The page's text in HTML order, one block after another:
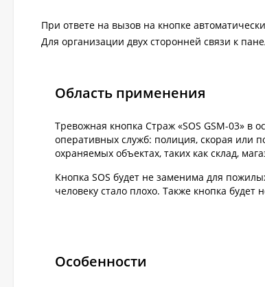
При ответе на вызов на кнопке
Для организации двух сторонней связи к
Область применения
Тревожная кнопка Страж «SOS GSM-03» в
оперативных служб: полиция, скорая или
охраняемых объектах, таких как склад,
Кнопка SOS будет не заменима для
человеку стало плохо. Также кнопка
Особенности